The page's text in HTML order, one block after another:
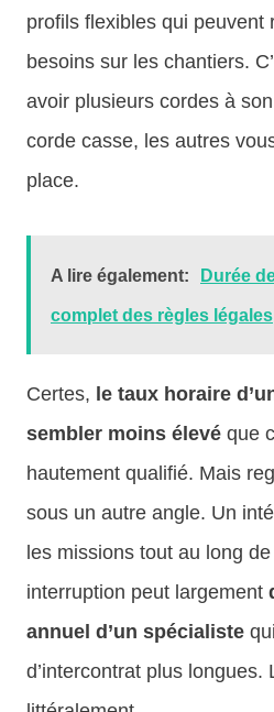
profils flexibles qui peuvent
besoins sur les chantiers.
avoir plusieurs cordes à
corde casse, les autres
place.
A lire également: Durée
complet des règles légales
Certes, le taux horaire
sembler moins élevé que
hautement qualifié. Mais
sous un autre angle. Un
les missions tout au long de
interruption peut largement
annuel d’un spécialiste
d’intercontrat plus longues.